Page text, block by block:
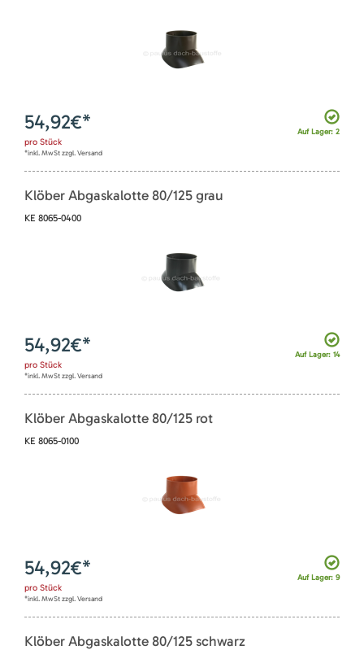
Auf Lager: 2
54,92€*
pro Stück
*inkl. MwSt zzgl. Versand
Klöber Abgaskalotte 80/125 grau
KE 8065-0400
Auf Lager: 14
54,92€*
pro Stück
*inkl. MwSt zzgl. Versand
Klöber Abgaskalotte 80/125 rot
KE 8065-0100
Auf Lager: 9
54,92€*
pro Stück
*inkl. MwSt zzgl. Versand
Klöber Abgaskalotte 80/125 schwarz